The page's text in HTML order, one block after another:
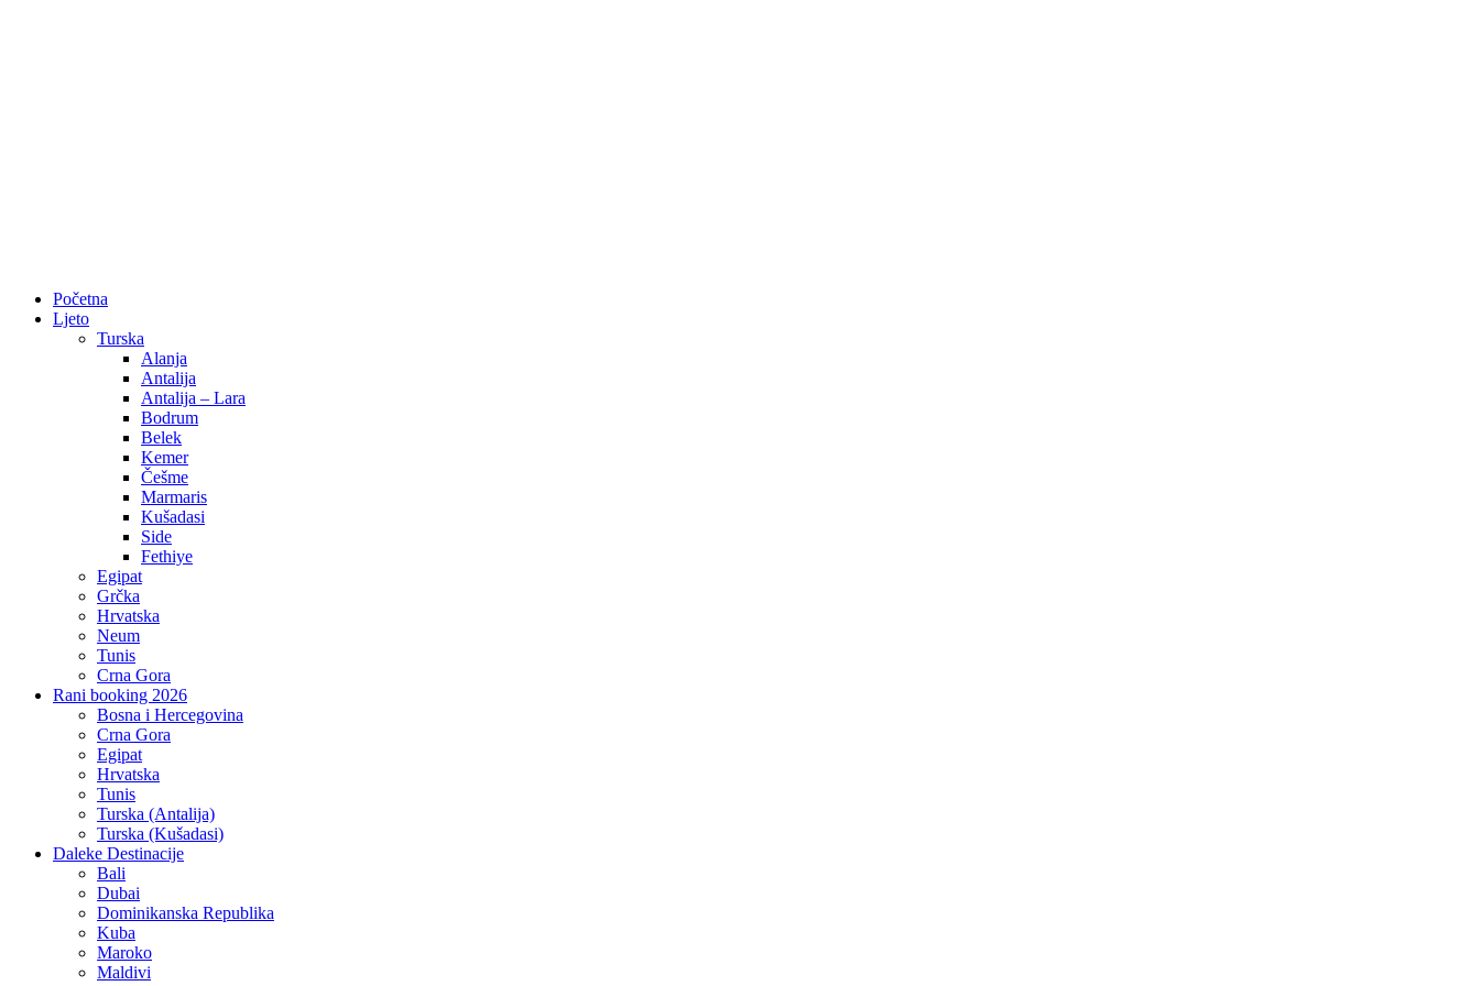
Početna
Ljeto
Turska
Alanja
Antalija
Antalija – Lara
Bodrum
Belek
Kemer
Češme
Marmaris
Kušadasi
Side
Fethiye
Egipat
Grčka
Hrvatska
Neum
Tunis
Crna Gora
Rani booking 2026
Bosna i Hercegovina
Crna Gora
Egipat
Hrvatska
Tunis
Turska (Antalija)
Turska (Kušadasi)
Daleke Destinacije
Bali
Dubai
Dominikanska Republika
Kuba
Maroko
Maldivi